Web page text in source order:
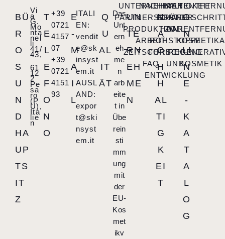
BÜ
R
O
S
U
N
D
HA
UP
TS
IT
Z
Vi
a
G.
Mo
nta
nel
li
41/
43,
61
12
2
Pe
sa
ro
(P
U),
Ita
lie
n
T
E
L
E
F
O
N
O
+39
0721
4157
07
+39
0721
4151
93
E
-
M
A
I
L
ITALI
EN:
vendit
e@sk
insyst
em.it
AUSL
AND:
expor
t@ski
nsyst
em.it
Q
U
AL
IT
ÄT
Das
Unt
ern
eh
me
n
arb
eite
t in
Übe
rein
sti
mm
ung
mit
der
EU-
Kos
met
ikv
UN
TE
RN
EH
ME
N
UNTERNEHMEN
PARTNERSCHAFT
PRODUKTION
ARBEIT
ZEITSCHRIFT
FAQ
N
A
C
H
H
AL
TI
G
K
EI
T
NACHHALTIGKEIT
GRÜNER
ZOLL
ROHSTOFFE
FORSCHUNG
UND
ENTWICKLUNG
O
N
LI
N
E
-
K
A
T
A
L
O
G
KOSMETIKA
KOSMETIK